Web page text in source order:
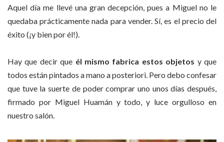
Aquel día me llevé una gran decepción, pues a Miguel no le
quedaba prácticamente nada para vender. Sí, es el precio del
éxito (¡y bien por él!).
Hay que decir que él mismo fabrica estos objetos y que
todos están pintados a mano a posteriori. Pero debo confesar
que tuve la suerte de poder comprar uno unos días después,
firmado por Miguel Huamán y todo, y luce orgulloso en
nuestro salón.